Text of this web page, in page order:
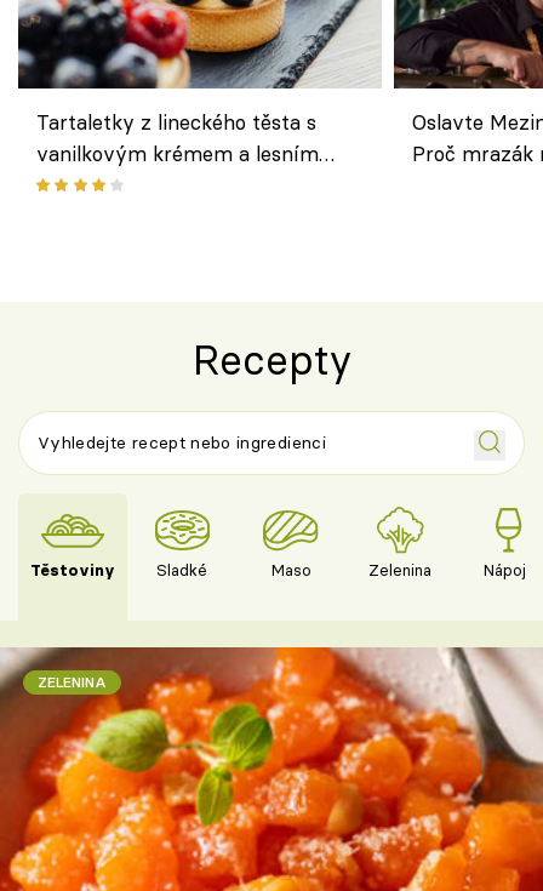
Tartaletky z lineckého těsta s
vanilkovým krémem a lesním
ovocem podle Bread Society
Oslavte
Proč
Recepty
Těstoviny Sladké Maso Zelenina Nápoje
ZELENINA